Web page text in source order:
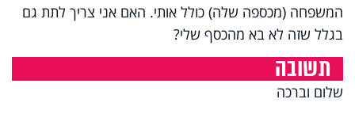
המשפחה (מכספה שלה) כולל אותי. האם אני צריך לתת גם
בגלל שזה לא בא מהכסף שלי?
תשובה
שלום וברכה